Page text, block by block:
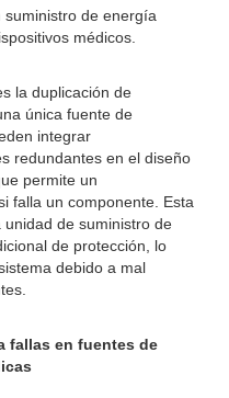
de energía
médicos.
la duplicación de
única fuente de
integrar
redundantes en el diseño
permite un
falla un componente. Esta
de suministro de
de protección, lo
debido a mal
fallas en fuentes de